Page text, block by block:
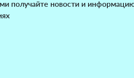
получайте новости и